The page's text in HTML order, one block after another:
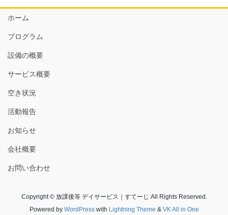
ホーム
プログラム
設備の概要
サービス概要
空き状況
活動報告
お知らせ
会社概要
お問い合わせ
Copyright © 放課後等 デイサービス｜すてーじ All Rights Reserved.
Powered by WordPresswith Lightning Theme & VK All in One